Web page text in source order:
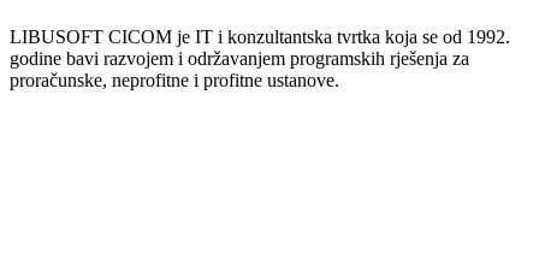
LIBUSOFT CICOM je IT i konzultantska tvrtka koja se od 1992.
godine bavi razvojem i održavanjem programskih rješenja za
proračunske, neprofitne i profitne ustanove.